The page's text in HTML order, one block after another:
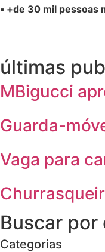
▪️ +de 30 mil pessoas
últimas
MBigucci
Guarda-
Vaga para
Buscar
Categorias